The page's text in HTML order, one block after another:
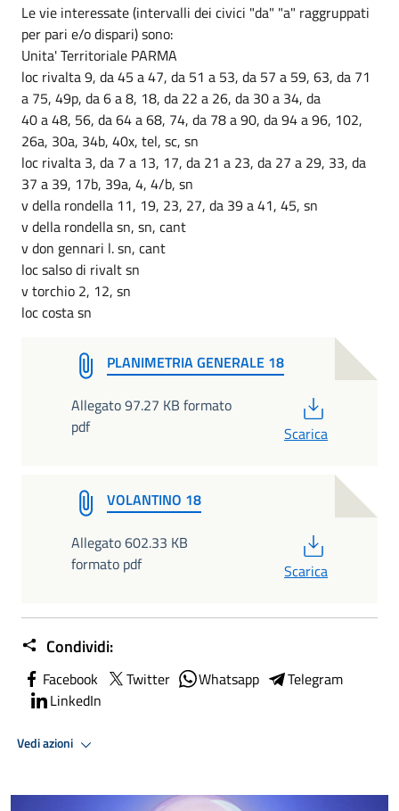
Le vie interessate (intervalli dei civici "da" "a" raggruppati
per pari e/o dispari) sono:
Unita' Territoriale PARMA
loc rivalta 9, da 45 a 47, da 51 a 53, da 57 a 59, 63, da 71
a 75, 49p, da 6 a 8, 18, da 22 a 26, da 30 a 34, da
40 a 48, 56, da 64 a 68, 74, da 78 a 90, da 94 a 96, 102,
26a, 30a, 34b, 40x, tel, sc, sn
loc rivalta 3, da 7 a 13, 17, da 21 a 23, da 27 a 29, 33, da
37 a 39, 17b, 39a, 4, 4/b, sn
v della rondella 11, 19, 23, 27, da 39 a 41, 45, sn
v della rondella sn, sn, cant
v don gennari l. sn, cant
loc salso di rivalt sn
v torchio 2, 12, sn
loc costa sn
PLANIMETRIA GENERALE 18
Allegato 97.27 KB formato
pdf
Scarica
VOLANTINO 18
Allegato 602.33 KB
formato pdf
Scarica
Condividi:
Facebook Twitter Whatsapp
Telegram
LinkedIn
Vedi azioni